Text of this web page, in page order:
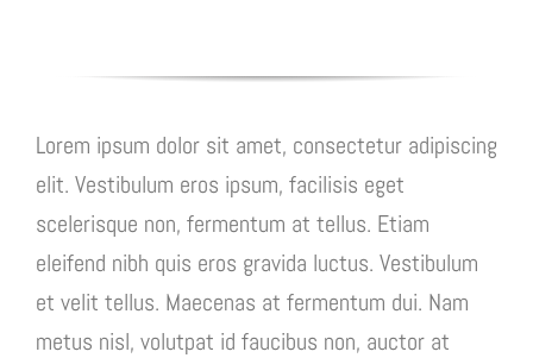
Lorem ipsum dolor sit amet, consectetur adipiscing
elit. Vestibulum eros ipsum, facilisis eget
scelerisque non, fermentum at tellus. Etiam
eleifend nibh quis eros gravida luctus. Vestibulum
et velit tellus. Maecenas at fermentum dui. Nam
metus nisl, volutpat id faucibus non, auctor at